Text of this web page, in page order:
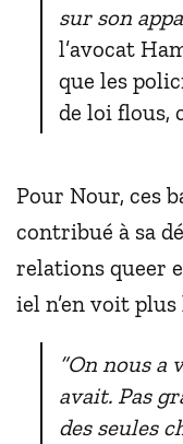
sur son
l’avocat
que les
de loi flous,
Pour Nour, ces
contribué à sa
relations queer
iel n’en voit
“On nous a
avait. Pas
des seules